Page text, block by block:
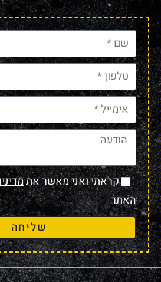
קראתי ואני מאשר את
האתר
שליחה